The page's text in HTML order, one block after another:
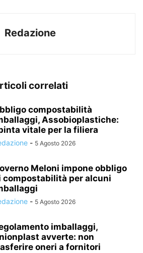
Redazione
correlati
compostabilità
Assobioplastiche:
vitale per la filiera
- 5 Agosto 2026
Meloni impone obbligo
compostabilità per alcuni
- 5 Agosto 2026
imballaggi,
avverte: non
oneri a fornitori